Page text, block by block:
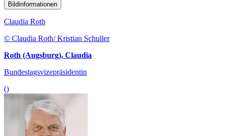
Bildinformationen
Claudia Roth
© Claudia Roth/ Kristian Schuller
Roth (Augsburg), Claudia
Bundestagsvizepräsidentin
()